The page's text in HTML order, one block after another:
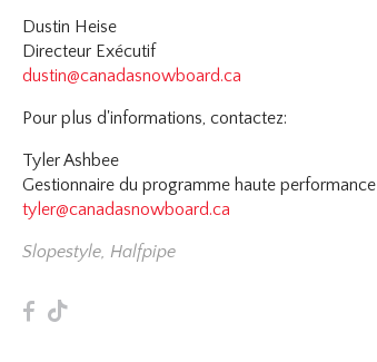
Dustin Heise
Directeur Exécutif
dustin@canadasnowboard.ca
Pour plus d'informations, contactez:
Tyler Ashbee
Gestionnaire du programme haute performance
tyler@canadasnowboard.ca
Slopestyle, Halfpipe
F T